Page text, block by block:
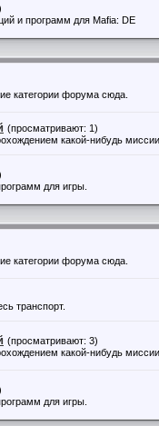
и программ для Mafia: DE
категории форума сюда.
(просматривают: 1)
какой-нибудь
для игры.
категории форума сюда.
транспорт.
(просматривают: 3)
какой-нибудь
для игры.